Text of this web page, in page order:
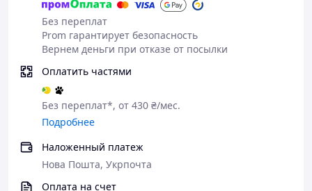
Без переплат
Prom гарантирует безопасность
Вернем деньги при отказе от посылки
Оплатить частями
Без переплат*, от 430 ₴/мес.
Подробнее
Наложенный платеж
Нова Пошта, Укрпочта
Оплата на счет